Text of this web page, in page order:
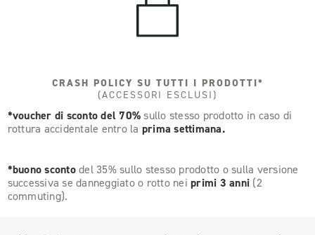
CRASH POLICY SU TUTTI I PRODOTTI*
(ACCESSORI ESCLUSI)
*voucher di sconto del 70% sullo stesso prodotto in caso di
rottura accidentale entro la prima settimana.
*buono scontodel 35% sullo stesso prodotto o sulla versione
successiva se danneggiato o rotto nei primi 3 anni (2
commuting).